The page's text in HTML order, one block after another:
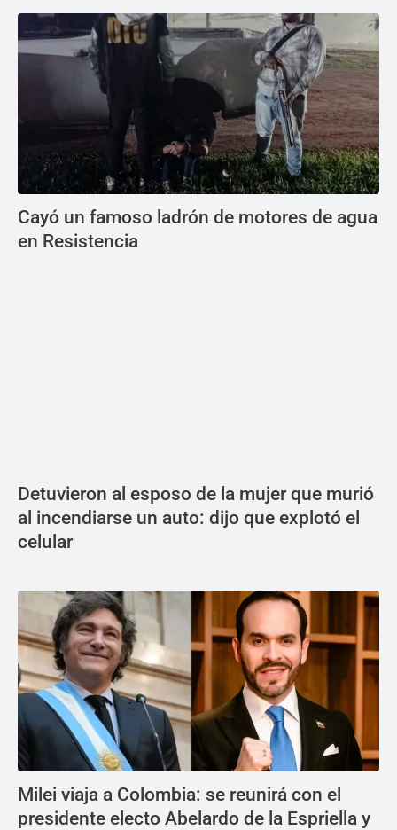
Cayó un famoso ladrón de motores de agua
en Resistencia
Detuvieron al esposo de la mujer que murió
al incendiarse un auto: dijo que explotó el
celular
Milei viaja a Colombia: se reunirá con el
presidente electo Abelardo de la Espriella y